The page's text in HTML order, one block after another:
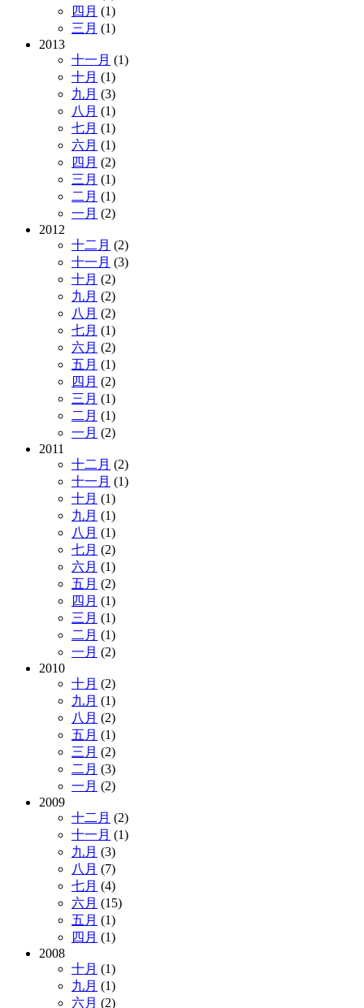
四月 (1)
三月 (1)
2013
十一月 (1)
十月 (1)
九月 (3)
八月 (1)
七月 (1)
六月 (1)
四月 (2)
三月 (1)
二月 (1)
一月 (2)
2012
十二月 (2)
十一月 (3)
十月 (2)
九月 (2)
八月 (2)
七月 (1)
六月 (2)
五月 (1)
四月 (2)
三月 (1)
二月 (1)
一月 (2)
2011
十二月 (2)
十一月 (1)
十月 (1)
九月 (1)
八月 (1)
七月 (2)
六月 (1)
五月 (2)
四月 (1)
三月 (1)
二月 (1)
一月 (2)
2010
十月 (2)
九月 (1)
八月 (2)
五月 (1)
三月 (2)
二月 (3)
一月 (2)
2009
十二月 (2)
十一月 (1)
九月 (3)
八月 (7)
七月 (4)
六月 (15)
五月 (1)
四月 (1)
2008
十月 (1)
九月 (1)
六月 (2)